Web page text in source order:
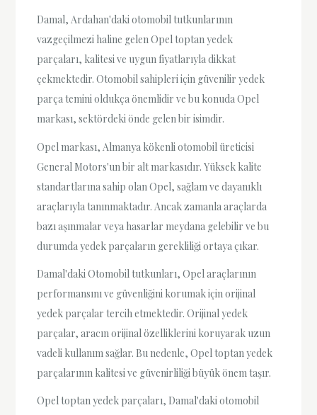
Damal, Ardahan'daki otomobil tutkunlarının
vazgeçilmezi haline gelen Opel toptan yedek
parçaları, kalitesi ve uygun fiyatlarıyla dikkat
çekmektedir. Otomobil sahipleri için güvenilir yedek
parça temini oldukça önemlidir ve bu konuda Opel
markası, sektördeki önde gelen bir isimdir.
Opel markası, Almanya kökenli otomobil üreticisi
General Motors'un bir alt markasıdır. Yüksek kalite
standartlarına sahip olan Opel, sağlam ve dayanıklı
araçlarıyla tanınmaktadır. Ancak zamanla araçlarda
bazı aşınmalar veya hasarlar meydana gelebilir ve bu
durumda yedek parçaların gerekliliği ortaya çıkar.
Damal'daki Otomobil tutkunları, Opel araçlarının
performansını ve güvenliğini korumak için orijinal
yedek parçalar tercih etmektedir. Orijinal yedek
parçalar, aracın orijinal özelliklerini koruyarak uzun
vadeli kullanım sağlar. Bu nedenle, Opel toptan yedek
parçalarının kalitesi ve güvenirliliği büyük önem taşır.
Opel toptan yedek parçaları, Damal'daki otomobil